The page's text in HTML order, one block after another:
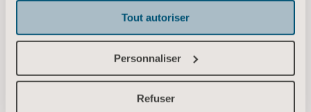
Tout autoriser
Personnaliser
Refuser
formation en groupe, vous pouvez
vous présentent des professionnels de
la santé internationaux. Ils partagent
leur expertise sur les sujets
d'actualité, les risques et les solutions